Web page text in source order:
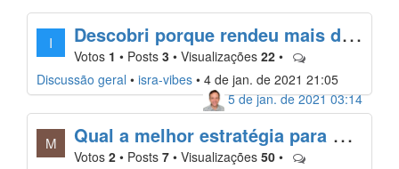
I D
escobri porque rendeu mais de 6% no stake do GRT que o Mosin postou!!!!
Votos 1 • Posts 3 • Visualizações 22 •
Discussão geral • isra-vibes • 4 de jan. de 2021 21:05
5 de jan. de 2021 03:14
M Q
ual a melhor estratégia para a "Reserva de Investimento"?
Votos 2 • Posts 7 • Visualizações 50 •